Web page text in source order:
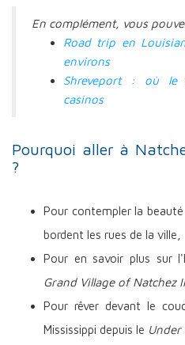
En complément, vous
Road trip en
environs
Shreveport : où le
casinos
Pourquoi aller à
?
Pour contempler la
bordent les rues de la ville,
Pour en savoir plus sur
Grand Village of Natchez
Pour rêver devant le
Mississippi depuis le Under